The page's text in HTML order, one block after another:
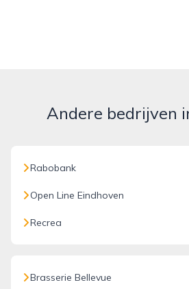
Andere bedrijven
Rabobank
Open Line Eindhoven
Recrea
Brasserie Bellevue